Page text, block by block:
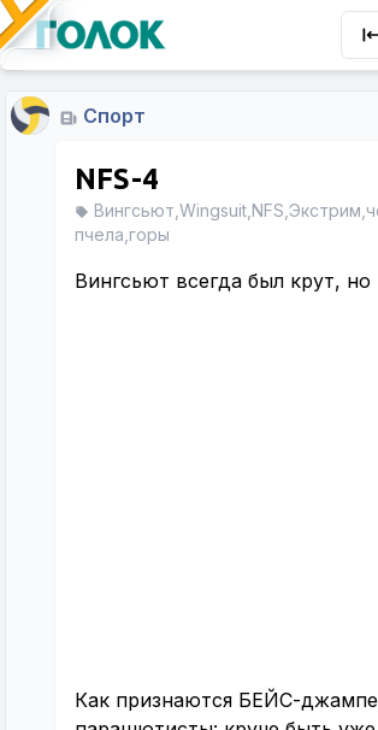
Спорт
NFS-4
пчела,горы
Вингсьют всегда был крут,
Как признаются БЕЙС-